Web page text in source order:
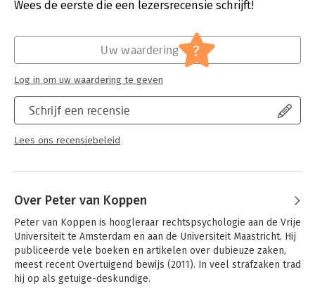
Druk:
1
Juridisch
Jongbloed:
Strafrecht - Strafprocesrecht
Wees de eerste die een lezersrecensie schrijft!
Schrijf een recensie
Lees ons recensiebeleid
Uw waardering ?
Log in om uw waardering te geven
Over Peter van Koppen
Peter van Koppen is hoogleraar rechtspsychologie aan de Vrije
Universiteit te Amsterdam en aan de Universiteit Maastricht. Hij
publiceerde vele boeken en artikelen over dubieuze zaken,
meest recent Overtuigend bewijs (2011). In veel strafzaken trad
hij op als getuige-deskundige.